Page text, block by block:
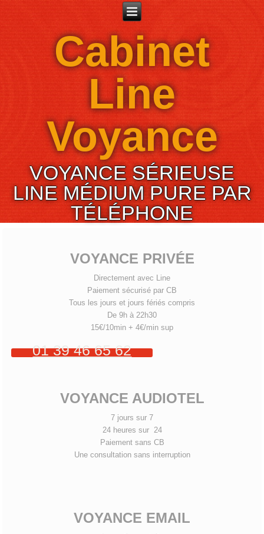
Cabinet
Line
Voyance
VOYANCE SÉRIEUSE
LINE MÉDIUM PURE PAR
TÉLÉPHONE
VOYANCE PRIVÉE
Directement avec Line
Paiement sécurisé par CB
Tous les jours et jours fériés compris
De 9h à 22h30
15€/10min + 4€/min sup
01 39 46 65 62
VOYANCE AUDIOTEL
7 jours sur 7
24 heures sur 24
Paiement sans CB
Une consultation sans interruption
VOYANCE EMAIL